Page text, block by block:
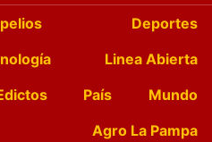
Deportes
Linea Abierta
País
Mundo
Agro La Pampa